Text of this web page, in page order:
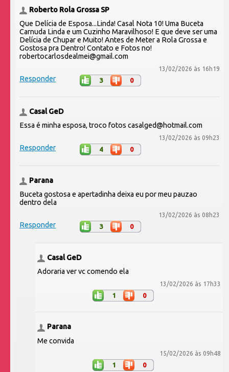
Roberto Rola Grossa SP
Que Delícia de Esposa...Linda! Casal Nota 10! Uma Buceta
Carnuda Linda e um Cuzinho Maravilhoso! E que deve ser uma
Delícia de Chupar e Muito! Antes de Meter a Rola Grossa e
Gostosa pra Dentro! Contato e Fotos no!
robertocarlosdealmei@gmail.com
13/02/2026 às 16h19
Responder 3 0
Casal GeD
Essa é minha esposa, troco fotos casalged@hotmail.com
13/02/2026 às 09h23
Responder 4 0
Parana
Buceta gostosa e apertadinha deixa eu por meu pauzao
dentro dela
13/02/2026 às 08h23
Responder 3 0
Casal GeD
Adoraria ver vc comendo ela
13/02/2026 às 17h33
1 0
Parana
Me convida
15/02/2026 às 09h48
1 0